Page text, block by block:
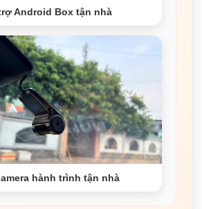
Android Box tận nhà
hành trình tận nhà